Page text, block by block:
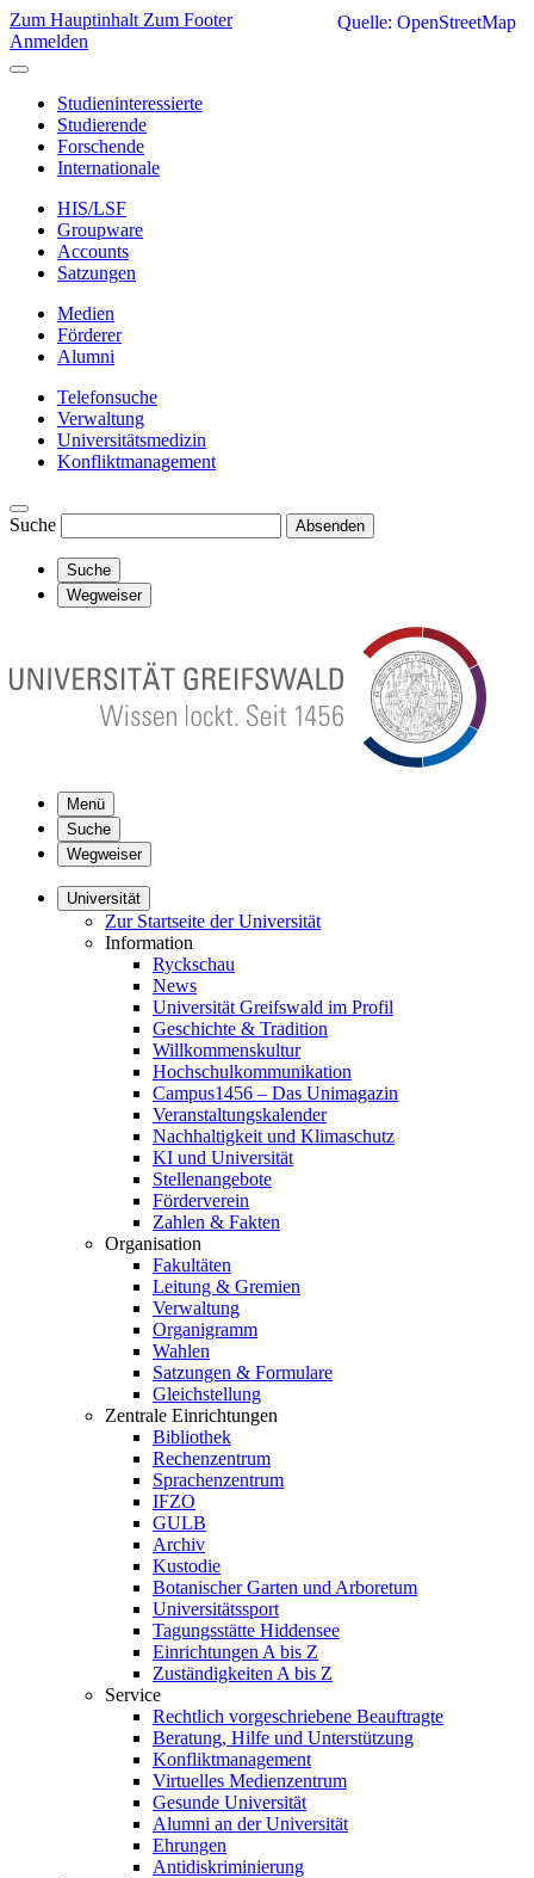
Zum Hauptinhalt Zum Footer
Anmelden
Studieninteressierte
Studierende
Forschende
Internationale
HIS/LSF
Groupware
Accounts
Satzungen
Medien
Förderer
Alumni
Telefonsuche
Verwaltung
Universitätsmedizin
Konfliktmanagement
Suche Absenden
Suche
Wegweiser
Menü
Suche
Wegweiser
Universität
Zur Startseite der Universität
Information
Ryckschau
News
Universität Greifswald im Profil
Geschichte & Tradition
Willkommenskultur
Hochschulkommunikation
Campus1456 – Das Unimagazin
Veranstaltungskalender
Nachhaltigkeit und Klimaschutz
KI und Universität
Stellenangebote
Förderverein
Zahlen & Fakten
Organisation
Fakultäten
Leitung & Gremien
Verwaltung
Organigramm
Wahlen
Satzungen & Formulare
Gleichstellung
Zentrale Einrichtungen
Bibliothek
Rechenzentrum
Sprachenzentrum
IFZO
GULB
Archiv
Kustodie
Botanischer Garten und Arboretum
Universitätssport
Tagungsstätte Hiddensee
Einrichtungen A bis Z
Zuständigkeiten A bis Z
Service
Rechtlich vorgeschriebene Beauftragte
Beratung, Hilfe und Unterstützung
Konfliktmanagement
Virtuelles Medienzentrum
Gesunde Universität
Alumni an der Universität
Ehrungen
Antidiskriminierung
Quelle: OpenStreetMap